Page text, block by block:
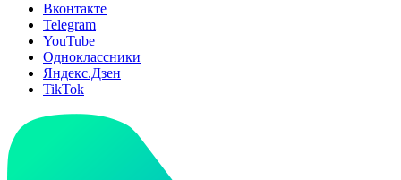
Вконтакте
Telegram
YouTube
Одноклассники
Яндекс.Дзен
TikTok